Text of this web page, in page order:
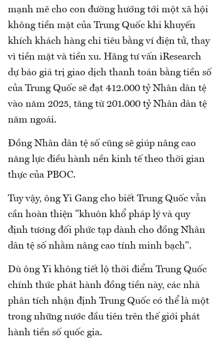
mạnh mẽ cho con đường hướng tới một xã hội
không tiền mặt của Trung Quốc khi khuyến
khích khách hàng chi tiêu bằng ví điện tử, thay
vì tiền mặt và tiền xu. Hãng tư vấn iResearch
dự báo giá trị giao dịch thanh toán bằng tiền số
của Trung Quốc sẽ đạt 412.000 tỷ Nhân dân tệ
vào năm 2025, tăng từ 201.000 tỷ Nhân dân tệ
năm ngoái.
Đồng Nhân dân tệ số cũng sẽ giúp nâng cao
năng lực điều hành nền kinh tế theo thời gian
thực của PBOC.
Tuy vậy, ông Yi Gang cho biết Trung Quốc vẫn
cần hoàn thiện "khuôn khổ pháp lý và quy
định tương đối phức tạp dành cho đồng Nhân
dân tệ số nhằm nâng cao tính minh bạch".
Dù ông Yi không tiết lộ thời điểm Trung Quốc
chính thức phát hành đồng tiền này, các nhà
phân tích nhận định Trung Quốc có thể là một
trong những nước đầu tiên trên thế giới phát
hành tiền số quốc gia.